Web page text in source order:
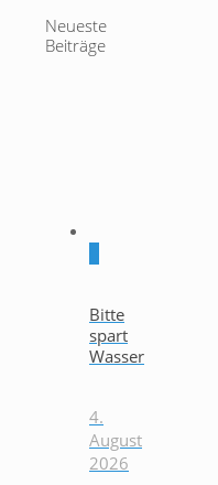
Neueste
Beiträge
Bitte
spart
Wasser
4.
August
2026